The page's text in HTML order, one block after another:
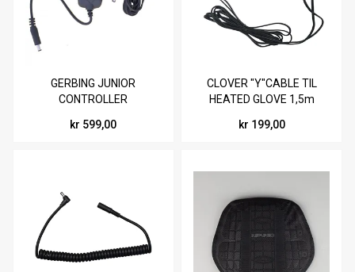
GERBING JUNIOR
CONTROLLER
kr 599,00
CLOVER "Y"CABLE TIL
HEATED GLOVE 1,5m
kr 199,00